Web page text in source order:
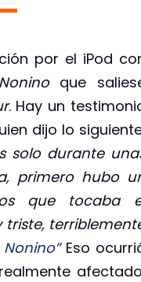
por el iPod
que
. Hay un
dijo lo
solo durante
primero hubo
que tocaba
Eso